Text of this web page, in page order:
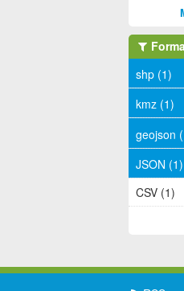
shp (1)
kmz (1)
geojson
JSON (1)
CSV (1)